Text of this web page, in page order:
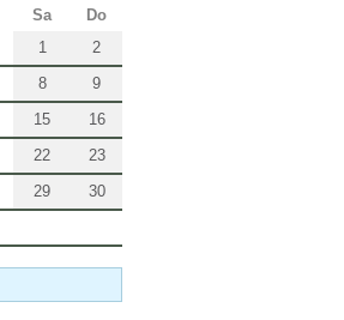
Sa
Do
1
2
8
9
15
16
22
23
29
30